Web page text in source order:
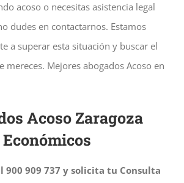
acoso o necesitas asistencia legal
dudes en contactarnos. Estamos
a superar esta situación y buscar el
mereces. Mejores abogados Acoso en
Acoso Zaragoza
Económicos
900 909 737 y solicita tu Consulta